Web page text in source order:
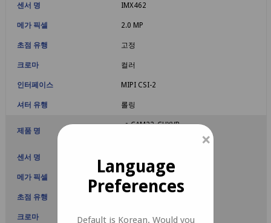
센서 명 IMX462
메가 픽셀 2.0 MP
초점 유행 고정
크로마 컬러
인터페이스 MIPI CSI-2
셔터 유행 롤링
제품 명
e-CAM22_CUXVR
센서 명
메가 픽셀 2.0 MP
초점 유행
크로마 컬러
×
Language
Preferences
Default is Korean. Would you